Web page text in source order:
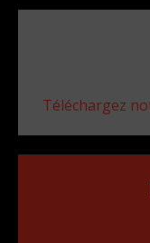
Téléchargez